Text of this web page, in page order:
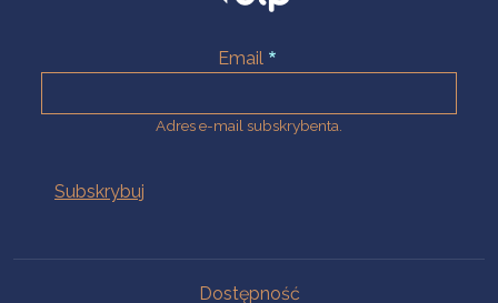
Email
Adres e-mail subskrybenta.
Dostępność